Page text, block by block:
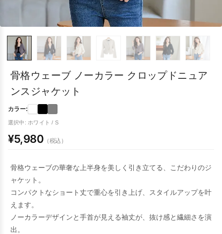
骨格ウェーブ ノーカラー クロップドニュア
ンスジャケット
カラー:
選択中: ホワイト / S
¥5,980 （税込）
骨格ウェーブの華奢な上半身を美しく引き立てる、こだわりのジ
ャケット。
コンパクトなショート丈で重心を引き上げ、スタイルアップを叶
えます。
ノーカラーデザインと手首が見える袖丈が、抜け感と繊細さを演
出。